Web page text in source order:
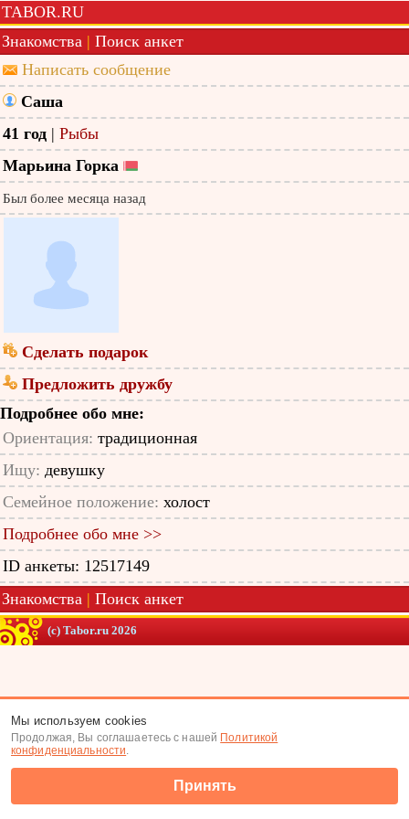
TABOR.RU
Знакомства | Поиск анкет
Написать сообщение
Саша
41 год | Рыбы
Марьина Горка
Был более месяца назад
Сделать подарок
Предложить дружбу
Подробнее обо мне:
Ориентация: традиционная
Ищу: девушку
Семейное положение: холост
Подробнее обо мне >>
ID анкеты: 12517149
Знакомства | Поиск анкет
(c) Tabor.ru 2026
Мы используем cookies
Продолжая, Вы соглашаетесь с нашей Политикой
конфиденциальности.
Принять